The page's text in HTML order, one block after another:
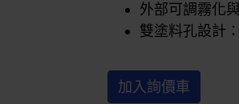
外部可調霧化
雙塗料孔設計
加入詢價車